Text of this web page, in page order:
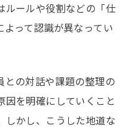
ルールや役割などの「仕
って認識が異なってい
との対話や課題の整理の
因を明確にしていくこと
しかし、こうした地道な